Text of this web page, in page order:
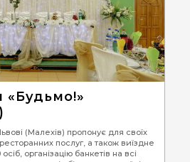
«Будьмо!»
(Малехів) пропонує для своїх
послуг, а також виїздне
організацію банкетів на всі